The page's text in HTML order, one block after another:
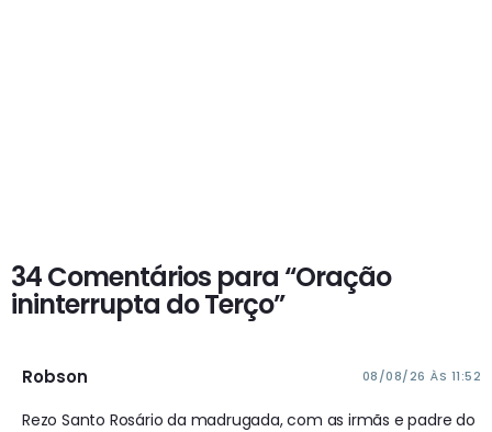
34 Comentários para “Oração
ininterrupta do Terço”
Robson 08/08/26 ÀS 11:52
Rezo Santo Rosário da madrugada, com as irmãs e padre do